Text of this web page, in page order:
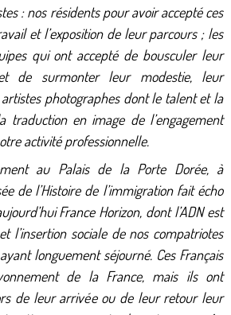
: nos résidents pour avoir accepté ces
et l’exposition de leur parcours ; les
qui ont accepté de bousculer leur
de surmonter leur modestie, leur
photographes dont le talent et la
traduction en image de l’engagement
activité professionnelle.
au Palais de la Porte Dorée, à
de l’Histoire de l’immigration fait écho
France Horizon, dont l’ADN est
l’insertion sociale de nos compatriotes
longuement séjourné. Ces Français
de la France, mais ils ont
de leur arrivée ou de leur retour leur